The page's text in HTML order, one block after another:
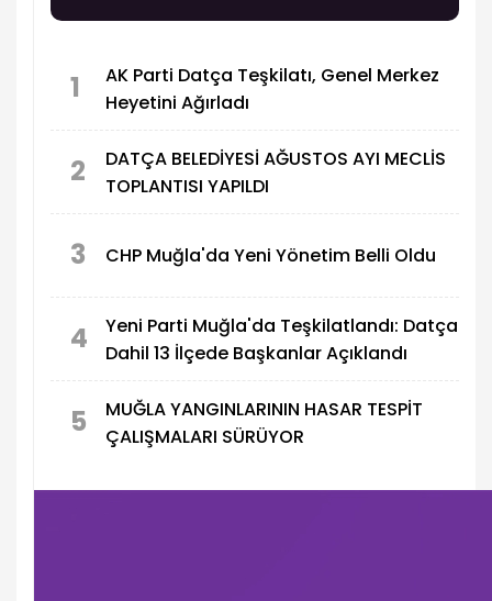
1
AK Parti Datça Teşkilatı, Genel Merkez
Heyetini Ağırladı
2
DATÇA BELEDİYESİ AĞUSTOS AYI MECLİS
TOPLANTISI YAPILDI
3 CHP Muğla'da Yeni Yönetim Belli Oldu
4
Yeni Parti Muğla'da Teşkilatlandı: Datça
Dahil 13 İlçede Başkanlar Açıklandı
5
MUĞLA YANGINLARININ HASAR TESPİT
ÇALIŞMALARI SÜRÜYOR